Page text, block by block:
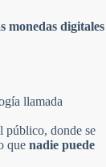
monedas digitales
llamada
público, donde se
que nadie puede